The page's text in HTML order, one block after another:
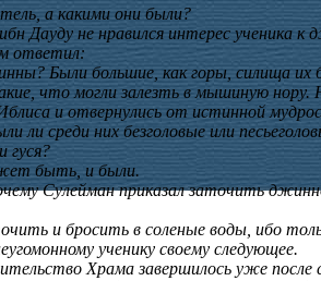
а какими они были?
Дауду не нравился интерес ученика
ответил:
Были большие, как горы, силища их
что могли залезть в мышиную нору.
и отвернулись от истинной
ли среди них безголовые или
гуся?
быть, и были.
Сулейман приказал заточить
и бросить в соленые воды, ибо
ученику своему следующее.
Храма завершилось уже после